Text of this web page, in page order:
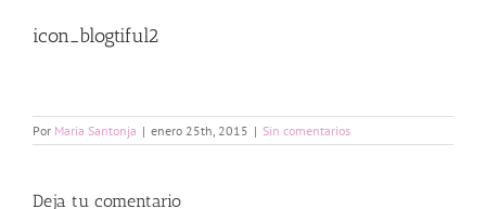
icon_blogtiful2
Por Maria Santonja | enero 25th, 2015 | Sin comentarios
Deja tu comentario